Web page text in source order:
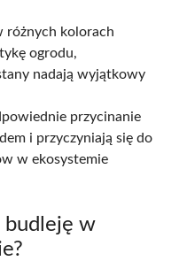
różnych kolorach
ogrodu,
nadają wyjątkowy
przycinanie
i przyczyniają się do
w ekosystemie
budleję w